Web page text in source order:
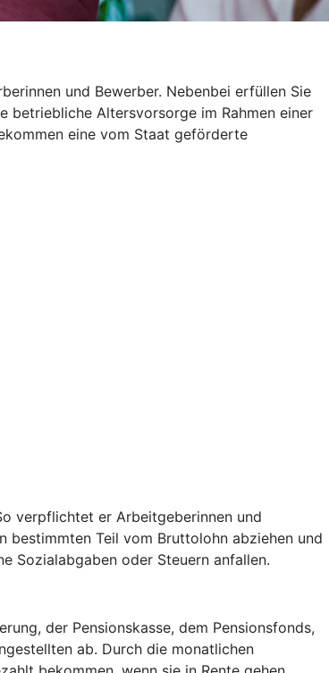
und Bewerber. Nebenbei erfüllen Sie
betriebliche Altersvorsorge im Rahmen einer
eine vom Staat geförderte
verpflichtet er Arbeitgeberinnen und
bestimmten Teil vom Bruttolohn abziehen und
Sozialabgaben oder Steuern anfallen.
der Pensionskasse, dem Pensionsfonds,
ab. Durch die monatlichen